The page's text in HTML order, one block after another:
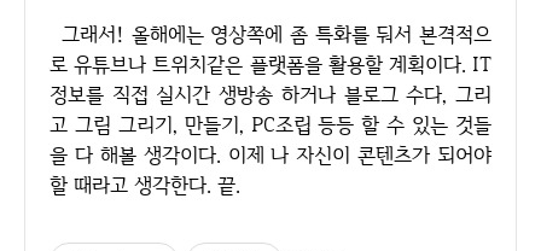
그래서! 올해에는 영상쪽에 좀 특화를 둬서 본격적으
로 유튜브나 트위치같은 플랫폼을 활용할 계획이다. IT
정보를 직접 실시간 생방송 하거나 블로그 수다, 그리
고 그림 그리기, 만들기, PC조립 등등 할 수 있는 것들
을 다 해볼 생각이다. 이제 나 자신이 콘텐츠가 되어야
할 때라고 생각한다. 끝.